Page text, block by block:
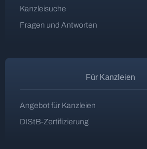
Kanzleisuche
Fragen und Antworten
Für Kanzleien
Angebot für Kanzleien
DIStB-Zertifizierung